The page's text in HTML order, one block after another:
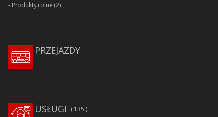
Produkty rolne (2)
PRZEJAZDY
135
USŁUGI